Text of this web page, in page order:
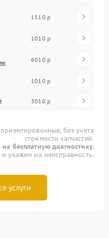
1510 р
1010 р
6010 р
1010 р
3010 р
без учета
стоимости запчастей.
на бесплатную диагностику.
укажем на неисправность.
услуги